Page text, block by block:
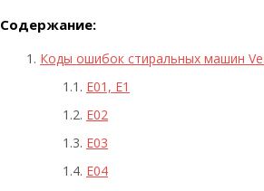
Содержание:
Коды ошибок стиральных машин
Е01, Е1
Е02
Е03
Е04